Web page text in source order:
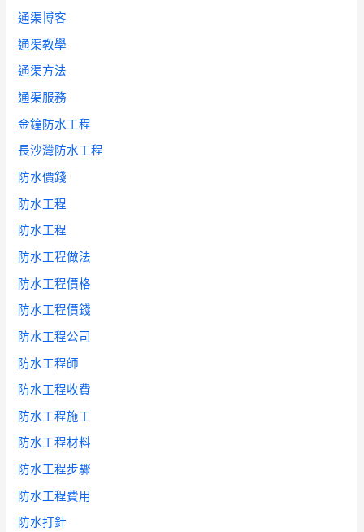
通渠博客
通渠教學
通渠方法
通渠服務
金鐘防水工程
長沙灣防水工程
防水價錢
防水工程
防水工程
防水工程做法
防水工程價格
防水工程價錢
防水工程公司
防水工程師
防水工程收費
防水工程施工
防水工程材料
防水工程步驟
防水工程費用
防水打針